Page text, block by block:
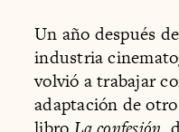
Un año después
industria
volvió a trabajar
adaptación de